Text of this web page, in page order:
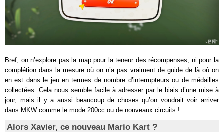
Bref, on n’explore pas la map pour la teneur des récompenses, ni pour la
complétion dans la mesure où on n’a pas vraiment de guide de là où on
en est dans le jeu en termes de nombre d’interrupteurs ou de médailles
collectées. Cela nous semble facile à adresser par le biais d’une mise à
jour, mais il y a aussi beaucoup de choses qu’on voudrait voir arriver
dans MKW comme le mode 200cc ou de nouveaux circuits !
Alors Xavier, ce nouveau Mario Kart ?